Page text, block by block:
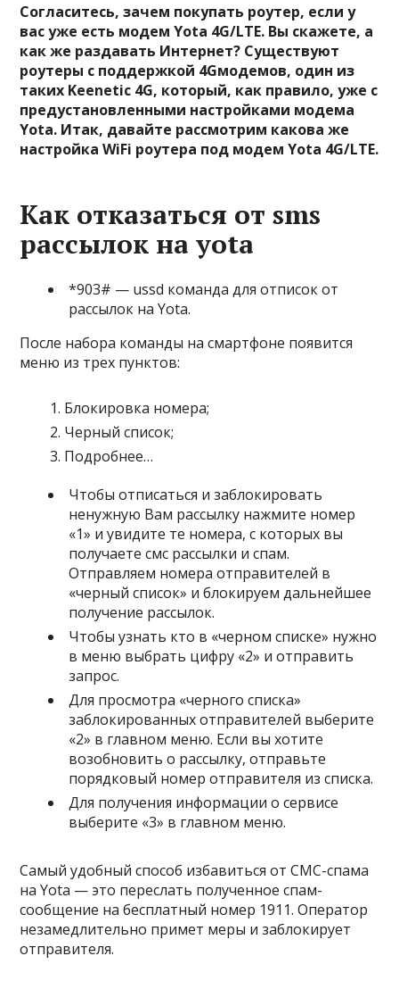
Согласитесь, зачем покупать роутер, если у
вас уже есть модем Yota 4G/LTE. Вы скажете, а
как же раздавать Интернет? Существуют
роутеры с поддержкой 4Gмодемов, один из
таких Keenetic 4G, который, как правило, уже с
предустановленными настройками модема
Yota. Итак, давайте рассмотрим какова же
настройка WiFi роутера под модем Yota 4G/LTE.
Как отказаться от sms
рассылок на yota
*903# — ussd команда для отписок от
рассылок на Yota.
После набора команды на смартфоне появится
меню из трех пунктов:
Блокировка номера;
Черный список;
Подробнее…
Чтобы отписаться и заблокировать
ненужную Вам рассылку нажмите номер
«1» и увидите те номера, с которых вы
получаете смс рассылки и спам.
Отправляем номера отправителей в
«черный список» и блокируем дальнейшее
получение рассылок.
Чтобы узнать кто в «черном списке» нужно
в меню выбрать цифру «2» и отправить
запрос.
Для просмотра «черного списка»
заблокированных отправителей выберите
«2» в главном меню. Если вы хотите
возобновить о рассылку, отправьте
порядковый номер отправителя из списка.
Для получения информации о сервисе
выберите «3» в главном меню.
Самый удобный способ избавиться от СМС-спама
на Yota — это переслать полученное спам-
сообщение на бесплатный номер 1911. Оператор
незамедлительно примет меры и заблокирует
отправителя.